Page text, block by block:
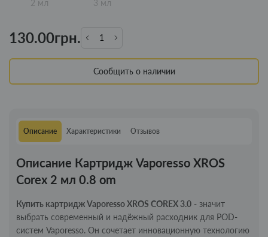
2 мл 3 мл
130.00грн.
Сообщить о наличии
Описание Характеристики Отзывов
Описание Картридж Vaporesso XROS
Corex 2 мл 0.8 om
Купить картридж Vaporesso XROS COREX 3.0 - значит
выбрать современный и надёжный расходник для POD-
систем Vaporesso. Он сочетает инновационную технологию